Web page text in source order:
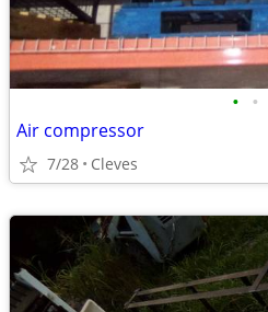
• •
Air compressor
7/28 Cleves